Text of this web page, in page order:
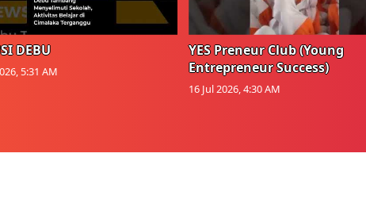
DEBU
5:31 AM
YES Preneur Club (Young
Entrepreneur Success)
16 Jul 2026, 4:30 AM